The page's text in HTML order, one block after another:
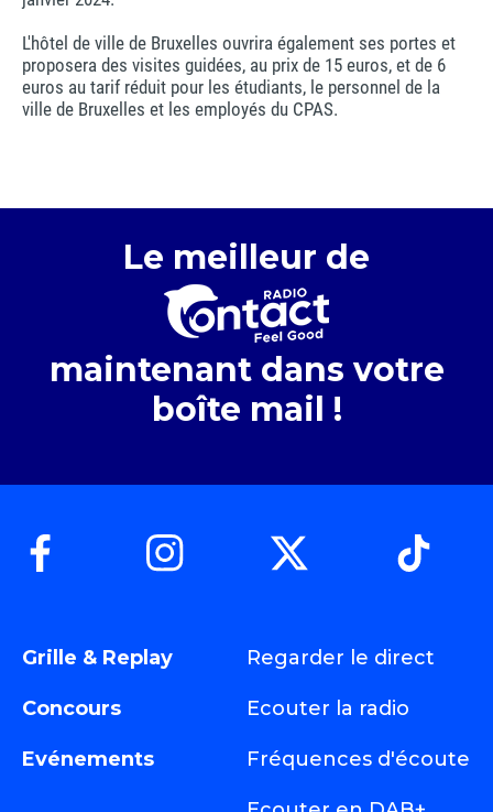
L'hôtel de ville de Bruxelles ouvrira également ses portes et
proposera des visites guidées, au prix de 15 euros, et de 6
euros au tarif réduit pour les étudiants, le personnel de la
ville de Bruxelles et les employés du CPAS.
Le meilleur de
maintenant dans votre
boîte mail !
Grille & Replay
Concours
Evénements
Regarder le direct
Ecouter la radio
Fréquences d'écoute